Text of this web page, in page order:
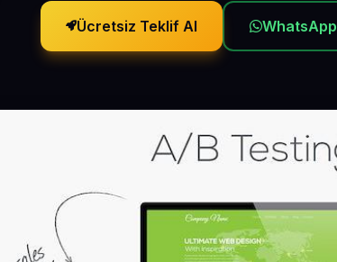
Ücretsiz Teklif Al WhatsApp